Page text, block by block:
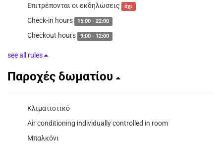
Επιτρέπονται οι εκδηλώσεις όχι
Check-in hours 15:00 - 22:00
Checkout hours 9:00 - 12:00
see all rules
Παροχές δωματίου
Κλιματιστικό
Air conditioning individually controlled in room
Μπαλκόνι